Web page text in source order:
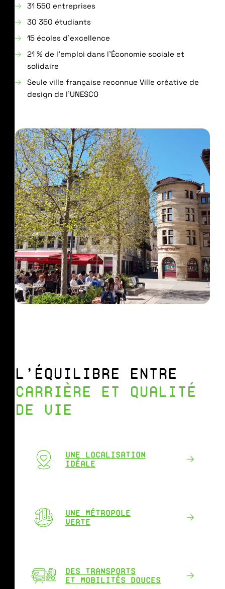
31 550 entreprises
30 350 étudiants
15 écoles d’excellence
21 % de l’emploi dans l’Économie sociale et
solidaire
Seule ville française reconnue Ville créative de
design de l’UNESCO
L’ÉQUILIBRE ENTRE
CARRIÈRE ET QUALITÉ
DE VIE
UNE LOCALISATION
IDÉALE
UNE MÉTROPOLE
VERTE
DES TRANSPORTS
ET MOBILITÉS DOUCES